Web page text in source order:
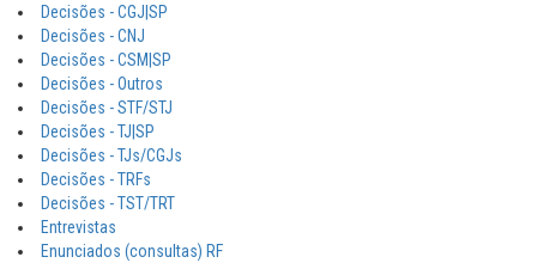
Decisões - CGJ|SP
Decisões - CNJ
Decisões - CSM|SP
Decisões - Outros
Decisões - STF/STJ
Decisões - TJ|SP
Decisões - TJs/CGJs
Decisões - TRFs
Decisões - TST/TRT
Entrevistas
Enunciados (consultas) RF